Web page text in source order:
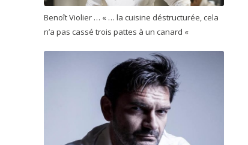
Benoît Violier … « … la cuisine déstructurée, cela
n’a pas cassé trois pattes à un canard «